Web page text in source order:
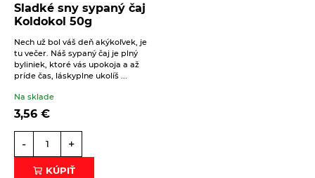
Sladké sny sypaný čaj
Koldokol 50g
Nech už bol váš deň akýkoľvek, je
tu večer. Náš sypaný čaj je plný
byliniek, ktoré vás upokoja a až
príde čas, láskyplne ukolíš ...
Na sklade
3,56 €
- +
KÚPIŤ